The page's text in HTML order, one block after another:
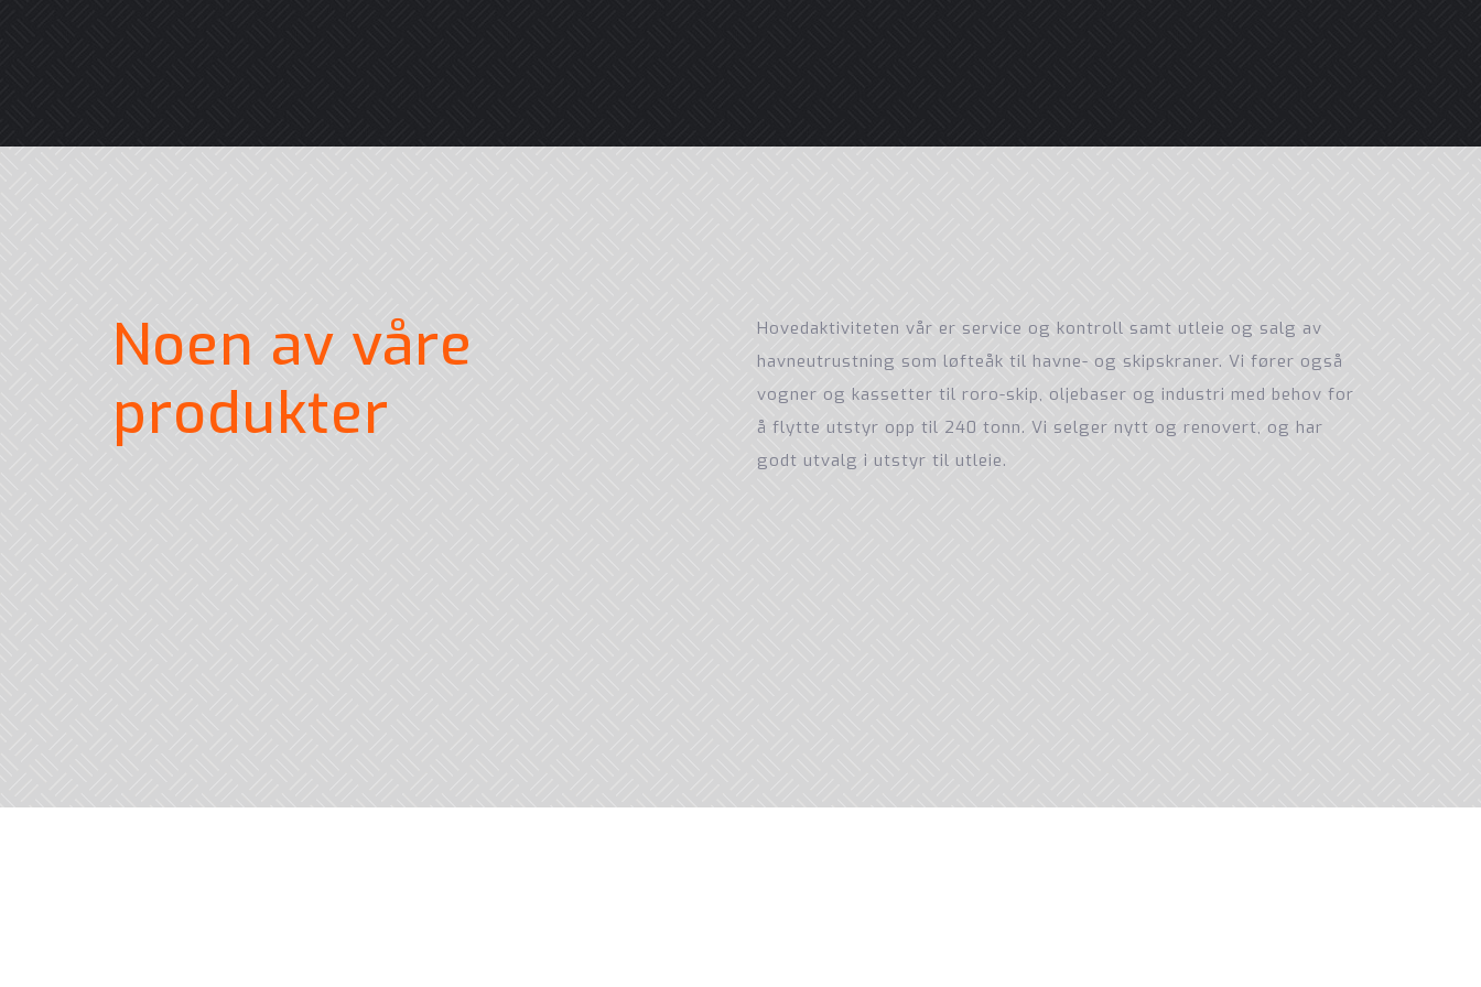
Noen av våre
produkter
Hovedaktiviteten vår er service og kontroll samt utleie og salg av
havneutrustning som løfteåk til havne- og skipskraner. Vi fører også
vogner og kassetter til roro-skip, oljebaser og industri med behov for
å flytte utstyr opp til 240 tonn. Vi selger nytt og renovert, og har
godt utvalg i utstyr til utleie.